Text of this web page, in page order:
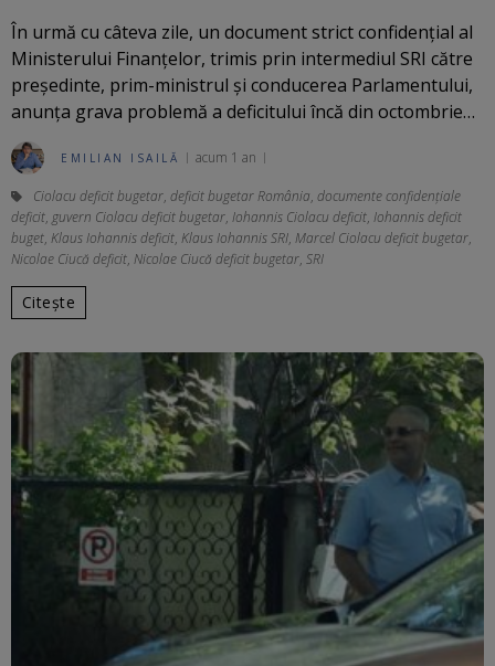
În urmă cu câteva zile, un document strict confidențial al
Ministerului Finanțelor, trimis prin intermediul SRI către
președinte, prim-ministrul și conducerea Parlamentului,
anunța grava problemă a deficitului încă din octombrie…
EMILIAN ISAILĂ acum 1 an
Ciolacu deficit bugetar, deficit bugetar România, documente confidențiale
deficit, guvern Ciolacu deficit bugetar, Iohannis Ciolacu deficit, Iohannis deficit
buget, Klaus Iohannis deficit, Klaus Iohannis SRI, Marcel Ciolacu deficit bugetar,
Nicolae Ciucă deficit, Nicolae Ciucă deficit bugetar, SRI
Citește